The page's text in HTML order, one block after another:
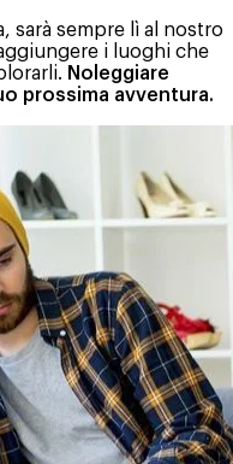
sarà sempre lì al nostro
i luoghi che
Noleggiare
prossima avventura.